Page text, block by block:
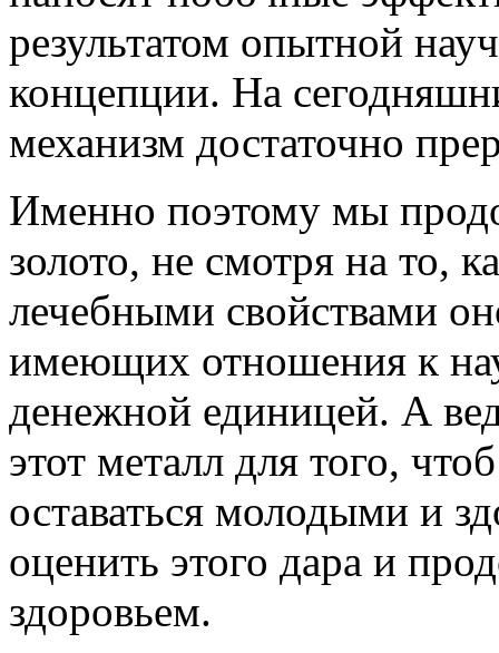
результатом опытной
концепции. На
механизм достаточно
Именно поэтому мы
золото, не смотря на то,
лечебными свойствами
имеющих отношения к
денежной единицей. А
этот металл для того,
оставаться молодыми и
оценить этого дара и
здоровьем.